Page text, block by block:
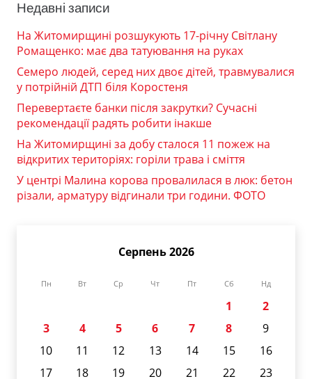
Недавні записи
На Житомирщині розшукують 17-річну Світлану
Ромащенко: має два татуювання на руках
Семеро людей, серед них двоє дітей, травмувалися
у потрійній ДТП біля Коростеня
Перевертаєте банки після закрутки? Сучасні
рекомендації радять робити інакше
На Житомирщині за добу сталося 11 пожеж на
відкритих територіях: горіли трава і сміття
У центрі Малина корова провалилася в люк: бетон
різали, арматуру відгинали три години. ФОТО
Серпень 2026
Пн Вт Ср Чт Пт Сб Нд
1
2
3
4 5 6 7 8
9
10
11 12 13 14 15
16
17
18 19 20 21 22
23